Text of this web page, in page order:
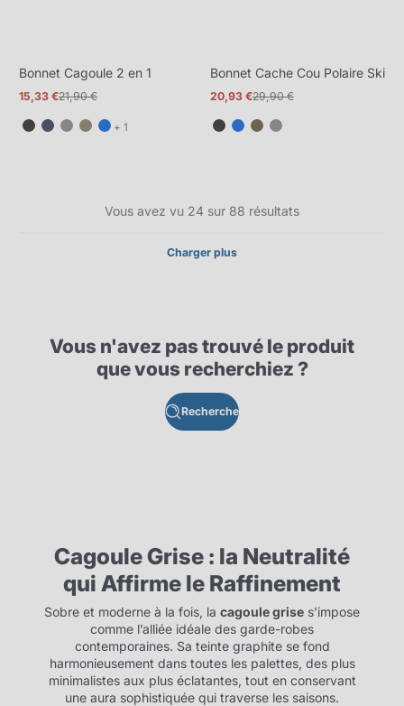
Bonnet Cagoule 2 en 1
Prix
15,33 €
Prix
21,90 €
+ 1
Bonnet Cache Cou Polaire Ski
Prix
20,93 €
Prix
29,90 €
Vous avez vu 24 sur 88 résultats
Charger plus
Vous n'avez pas trouvé le produit
que vous recherchiez ?
Recherche
Cagoule Grise : la Neutralité
qui Affirme le Raffinement
Sobre et moderne à la fois, la cagoule grise s’impose
comme l’alliée idéale des garde-robes
contemporaines. Sa teinte graphite se fond
harmonieusement dans toutes les palettes, des plus
minimalistes aux plus éclatantes, tout en conservant
une aura sophistiquée qui traverse les saisons.